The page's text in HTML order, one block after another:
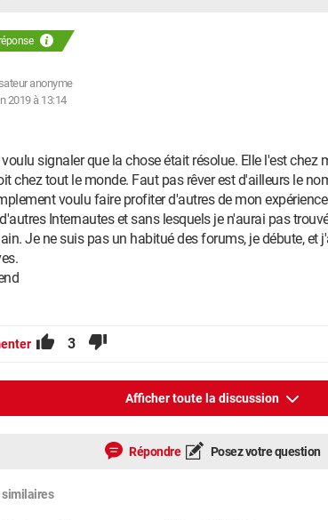
mentionne
bien TOUT LE MONDE... dans Strategies locales--
options d'administation ->Stratégie de sécurité
:
: "Accès réseau : ne pas autoriser l'énumération
: "Accès réseau : ne pas autoriser l'énumération
des PC concernés
!!!
car ce problème est présent dans plusieurs forums
anonyme
2019 à 13:14
signaler que la chose était résolue. Elle l'est chez
chez tout le monde. Faut pas rêver est d'ailleurs le
voulu faire profiter d'autres de mon
Internautes et sans lesquels je n'aurai pas
Je ne suis pas un habitué des forums, je débute, et
3
Afficher toute la discussion
Répondre Posez votre question
similaires